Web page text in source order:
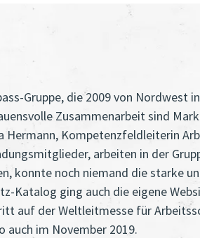
Gruppe, die 2009 von
Zusammenarbeit sind
Hermann, Kompetenzfeldleiterin
arbeiten in der
konnte noch niemand die starke
Katalog ging auch die eigene
auf der Weltleitmesse für
im November 2019.